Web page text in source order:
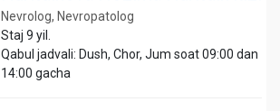
Nevrolog, Nevropatolog
Staj 9 yil.
Qabul jadvali: Dush, Chor, Jum soat 09:00 dan
14:00 gacha